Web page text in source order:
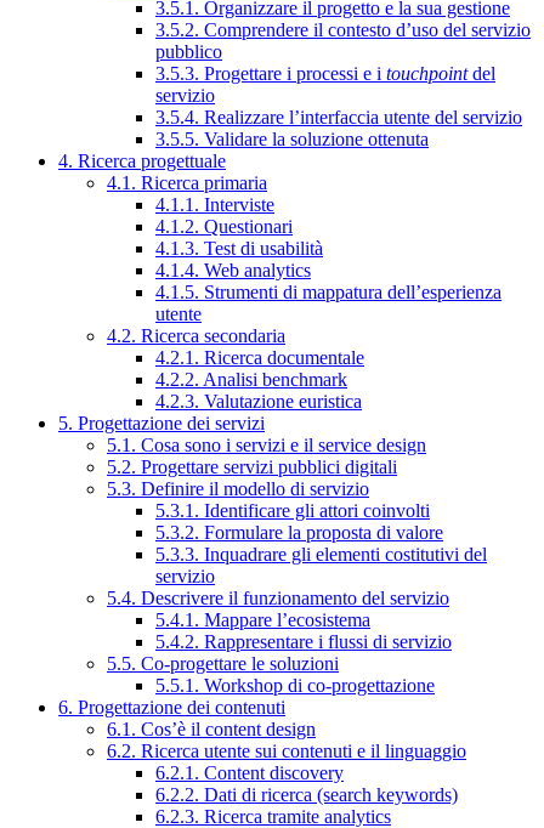
3.5.1. Organizzare il progetto e la sua gestione
3.5.2. Comprendere il contesto d’uso del servizio
pubblico
3.5.3. Progettare i processi e i touchpointdel
servizio
3.5.4. Realizzare l’interfaccia utente del servizio
3.5.5. Validare la soluzione ottenuta
4. Ricerca progettuale
4.1. Ricerca primaria
4.1.1. Interviste
4.1.2. Questionari
4.1.3. Test di usabilità
4.1.4. Web analytics
4.1.5. Strumenti di mappatura dell’esperienza
utente
4.2. Ricerca secondaria
4.2.1. Ricerca documentale
4.2.2. Analisi benchmark
4.2.3. Valutazione euristica
5. Progettazione dei servizi
5.1. Cosa sono i servizi e il service design
5.2. Progettare servizi pubblici digitali
5.3. Definire il modello di servizio
5.3.1. Identificare gli attori coinvolti
5.3.2. Formulare la proposta di valore
5.3.3. Inquadrare gli elementi costitutivi del
servizio
5.4. Descrivere il funzionamento del servizio
5.4.1. Mappare l’ecosistema
5.4.2. Rappresentare i flussi di servizio
5.5. Co-progettare le soluzioni
5.5.1. Workshop di co-progettazione
6. Progettazione dei contenuti
6.1. Cos’è il content design
6.2. Ricerca utente sui contenuti e il linguaggio
6.2.1. Content discovery
6.2.2. Dati di ricerca (search keywords)
6.2.3. Ricerca tramite analytics